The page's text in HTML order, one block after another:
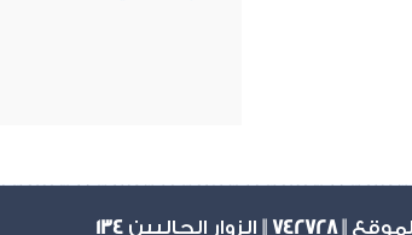
||
742728 || الزوار الحاليين 134